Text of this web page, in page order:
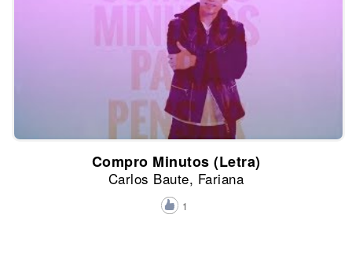
Compro Minutos (Letra)
Carlos Baute, Fariana
1